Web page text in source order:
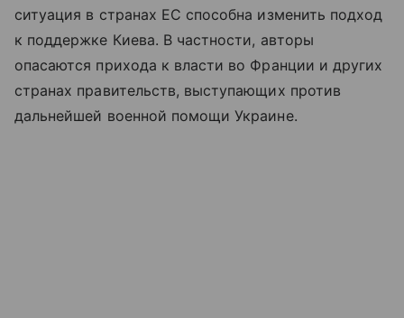
ситуация в странах ЕС способна изменить подход
к поддержке Киева. В частности, авторы
опасаются прихода к власти во Франции и других
странах правительств, выступающих против
дальнейшей военной помощи Украине.